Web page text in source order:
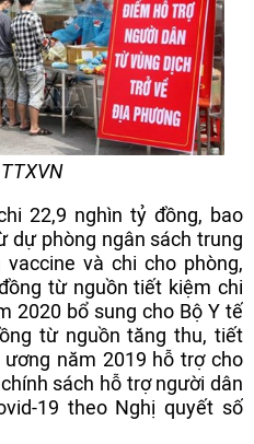
22,9 nghìn tỷ đồng, bao
dự phòng ngân sách trung
và chi cho phòng,
từ nguồn tiết kiệm chi
2020 bổ sung cho Bộ Y tế
từ nguồn tăng thu, tiết
năm 2019 hỗ trợ cho
sách hỗ trợ người dân
19 theo Nghị quyết số